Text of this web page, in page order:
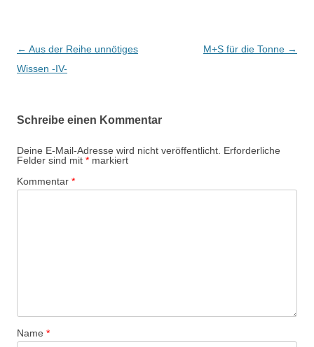
Beitragsnavigation
← Aus der Reihe unnötiges
Wissen -IV-
M+S für die Tonne →
Schreibe einen Kommentar
Deine E-Mail-Adresse wird nicht veröffentlicht. Erforderliche
Felder sind mit * markiert
Kommentar *
Name *